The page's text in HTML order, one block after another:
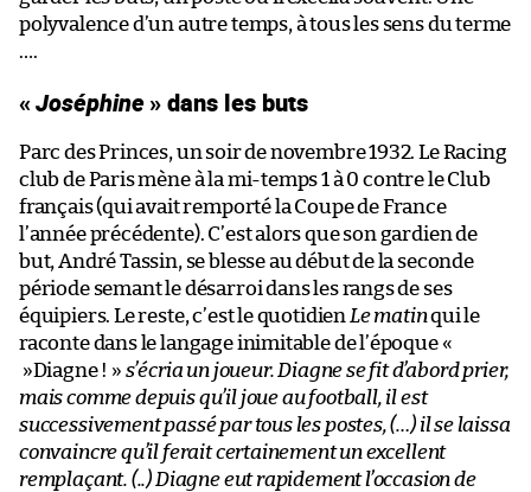
polyvalence d’un autre temps, à tous les sens du terme
….
«Joséphine» dans les buts
Parc des Princes, un soir de novembre 1932. Le Racing
club de Paris mène à la mi-temps 1 à 0 contre le Club
français (qui avait remporté la Coupe de France
l’année précédente). C’est alors que son gardien de
but, André Tassin, se blesse au début de la seconde
période semant le désarroi dans les rangs de ses
équipiers. Le reste, c’est le quotidien Le matinqui le
raconte dans le langage inimitable de l’époque «
»Diagne ! » s’écria un joueur. Diagne se fit d’abord prier,
mais comme depuis qu’il joue au football, il est
successivement passé par tous les postes, (…) il se laissa
convaincre qu’il ferait certainement un excellent
remplaçant. (..) Diagne eut rapidement l’occasion de